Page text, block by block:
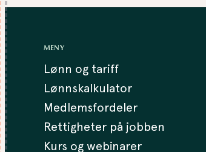
MENY
Lønn og tariff
Lønnskalkulator
Medlemsfordeler
Rettigheter på jobben
Kurs og webinarer